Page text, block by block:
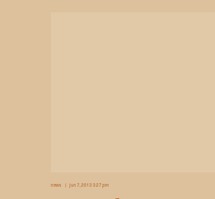
news jun 7, 2013 3:27 pm